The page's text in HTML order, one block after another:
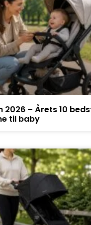
2026 – Årets 10
til baby